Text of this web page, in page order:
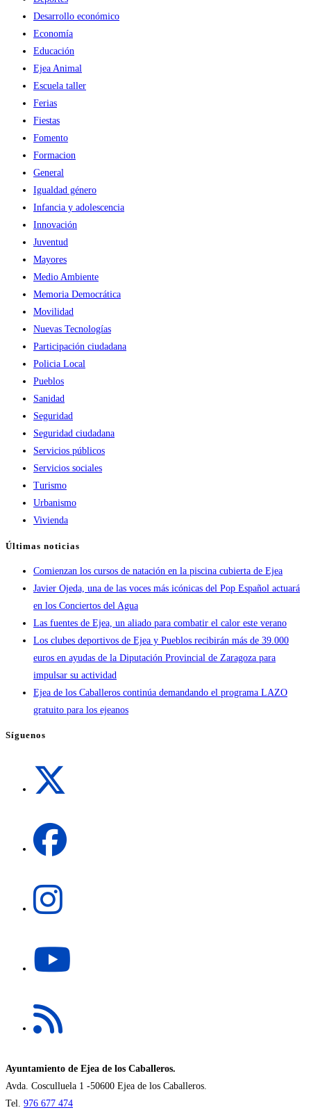
Desarrollo económico
Economía
Educación
Ejea Animal
Escuela taller
Ferias
Fiestas
Fomento
Formacion
General
Igualdad género
Infancia y adolescencia
Innovación
Juventud
Mayores
Medio Ambiente
Memoria Democrática
Movilidad
Nuevas Tecnologías
Participación ciudadana
Policia Local
Pueblos
Sanidad
Seguridad
Seguridad ciudadana
Servicios públicos
Servicios sociales
Turismo
Urbanismo
Vivienda
Últimas noticias
Comienzan los cursos de natación en la piscina cubierta de Ejea
Javier Ojeda, una de las voces más icónicas del Pop Español actuará
en los Conciertos del Agua
Las fuentes de Ejea, un aliado para combatir el calor este verano
Los clubes deportivos de Ejea y Pueblos recibirán más de 39.000
euros en ayudas de la Diputación Provincial de Zaragoza para
impulsar su actividad
Ejea de los Caballeros continúa demandando el programa LAZO
gratuito para los ejeanos
Síguenos
pestaña
abre
abre
nueva
pestaña
en
nueva
pestaña
Ayuntamiento de Ejea de los Caballeros.
Avda. Cosculluela 1 -50600 Ejea de los Caballeros.
Tel. 976 677 474